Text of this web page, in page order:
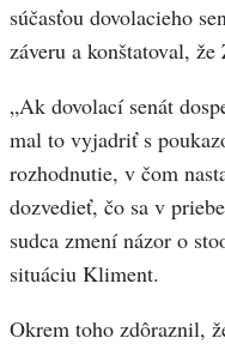
súčasťou dovolacieho
záveru a konštatoval,
„Ak dovolací senát
mal to vyjadriť s
rozhodnutie, v čom
dozvedieť, čo sa v
sudca zmení názor o
situáciu Kliment.
Okrem toho zdôraznil,